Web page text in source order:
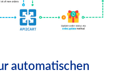
automatischen